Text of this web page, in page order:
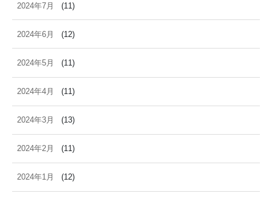
2024年7月 (11)
2024年6月 (12)
2024年5月 (11)
2024年4月 (11)
2024年3月 (13)
2024年2月 (11)
2024年1月 (12)